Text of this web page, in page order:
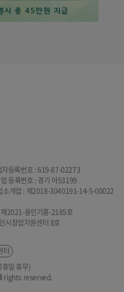
자등록번호 : 619-87-02273
등록번호 : 경기 아53199
소개업 : 제2018-3040191-14-5-00022
제2021-용인기흥-2185호
시창업지원센터 8호
터
일 휴무)
rights reserved.